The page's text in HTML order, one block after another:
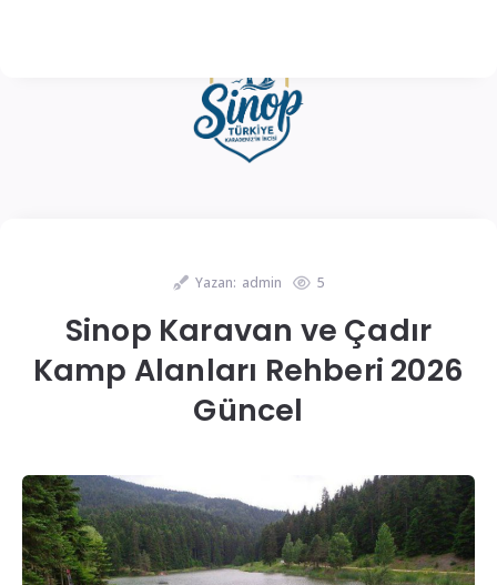
Yazan: admin 5
Sinop Karavan ve Çadır
Kamp Alanları Rehberi 2026
Güncel